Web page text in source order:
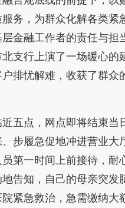
务，为群众化解各类紧
金融工作者的责任与担
支行上演了一场暖心的
排忧解难，收获了群众
五点，网点即将结束当
步履急促地冲进营业大
第一时间上前接待，耐
告知，自己的母亲突发
紧急救治，急需缴纳大